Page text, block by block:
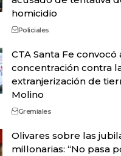
homicidio
Policiales
CTA Santa Fe convocó
concentración contra
extranjerización de
Molino
Gremiales
Olivares sobre las
millonarias: “No pasa